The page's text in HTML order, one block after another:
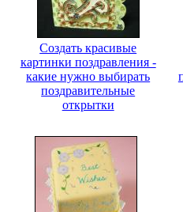
Создать красивые
картинки поздравления -
какие нужно выбирать
поздравительные
открытки